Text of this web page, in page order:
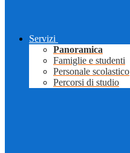
Servizi
Panoramica
Famiglie e studenti
Personale scolastico
Percorsi di studio